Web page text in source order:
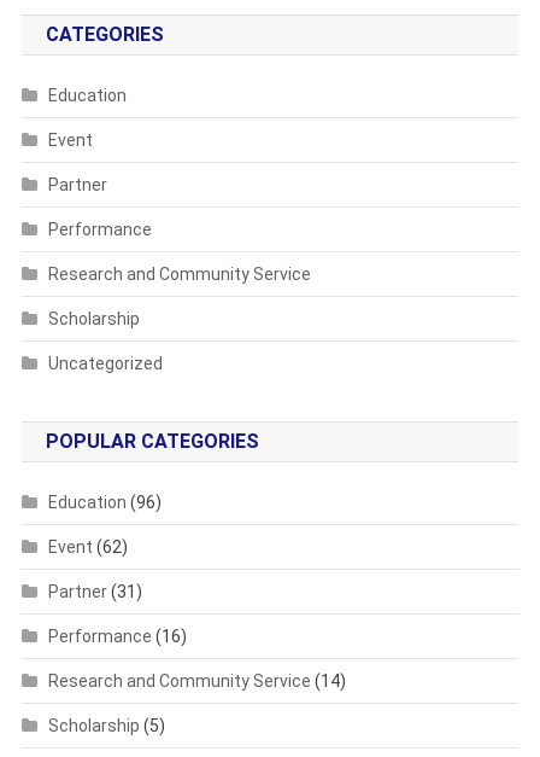
CATEGORIES
Education
Event
Partner
Performance
Research and Community Service
Scholarship
Uncategorized
POPULAR CATEGORIES
Education (96)
Event (62)
Partner(31)
Performance (16)
Research and Community Service (14)
Scholarship (5)